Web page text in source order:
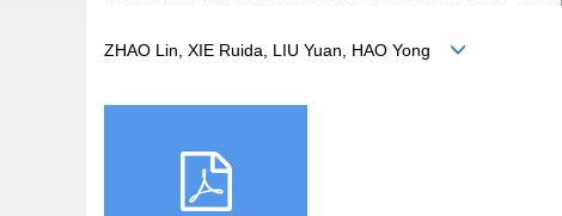
ZHAO Lin, XIE Ruida, LIU Yuan, HAO Yong